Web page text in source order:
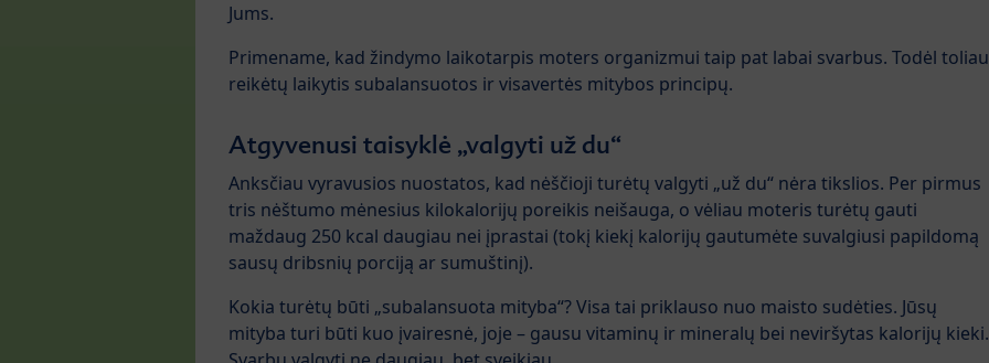
Jums.
Primename, kad žindymo laikotarpis moters organizmui taip pat labai svarbus. Todėl toliau
reikėtų laikytis subalansuotos ir visavertės mitybos principų.
Atgyvenusi taisyklė „valgyti už du“
Anksčiau vyravusios nuostatos, kad nėščioji turėtų valgyti „už du“ nėra tikslios. Per pirmus
tris nėštumo mėnesius kilokalorijų poreikis neišauga, o vėliau moteris turėtų gauti
maždaug 250 kcal daugiau nei įprastai (tokį kiekį kalorijų gautumėte suvalgiusi papildomą
sausų dribsnių porciją ar sumuštinį).
Kokia turėtų būti „subalansuota mityba“? Visa tai priklauso nuo maisto sudėties. Jūsų
mityba turi būti kuo įvairesnė, joje – gausu vitaminų ir mineralų bei neviršytas kalorijų kieki.